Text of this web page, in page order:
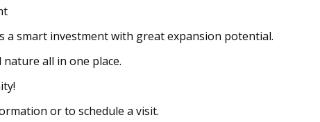
a smart investment with great expansion potential.
all in one place.
or to schedule a visit.